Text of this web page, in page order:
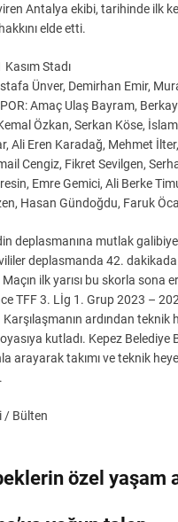
Antalya ekibi, tarihinde ilk
elde etti.
Stadı
Ünver, Demirhan Emir,
Amaç Ulaş Bayram,
Özkan, Serkan Köse,
Ali Eren Karadağ, Mehmet İlter,
Cengiz, Fikret Sevilgen,
Emre Gemici, Ali Berke
Hasan Gündoğdu, Faruk
deplasmanına mutlak
deplasmanda 42.
ilk yarısı bu skorla sona
TFF 3. Lİg 1. Grup 2023 –
ardından teknik
kutladı. Kepez Belediye
arayarak takımı ve teknik
/ Bülten
özel yaşam